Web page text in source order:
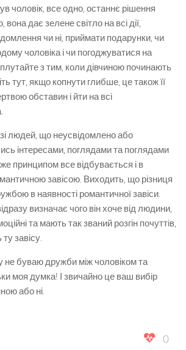
чоловік, все одно, останнє рішення
дає зелене світло на всі дії,
чи ні, приймати подарунки, чи
чоловіка і чи погоджуватися на
з тим, коли дівчиною починають
тут, якщо копнути глибше, це також її
обставин і йти на всі
людей, що неусвідомлено або
інтересами, поглядами та поглядами
принципом все відбувається і в
завісою. Виходить, що різниця
в наявності романтичної завіси.
визначає чого він хоче від людини,
та мають так званий розгін почуттів,
завісу.
буваю дружби між чоловіком та
моя думка! І звичайно це ваш вибір
або ні.
0